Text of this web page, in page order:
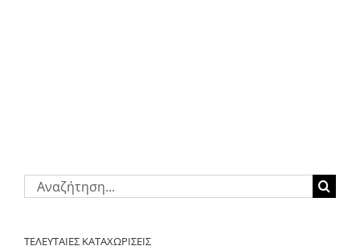
Αναζήτηση
για:
ΤΕΛΕΥΤΑΙΕΣ ΚΑΤΑΧΩΡΙΣΕΙΣ